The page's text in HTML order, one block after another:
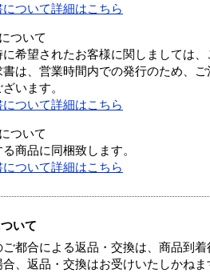
について詳細はこちら
ついて
に希望されたお客様に関しましては
書は、営業時間内での発行のため、
います。
について詳細はこちら
ついて
商品に同梱致します。
について詳細はこちら
いて
ご都合による返品・交換は、商品到
、返品・交換はお受けいたしかねま